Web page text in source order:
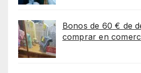
Bonos de 60 € de
comprar en